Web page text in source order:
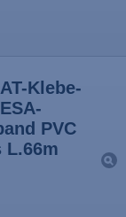
Klebe-
PVC
L.66m